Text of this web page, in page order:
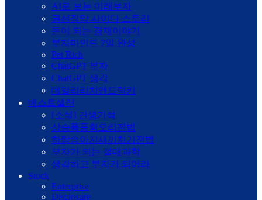
AI로 보는 미래부자
권선징악 사이다 스토리
돈이 되는 경제이야기
부자마인드 7일 완성
Pet Rich
ChatGPT 부자
ChatGPT 생각
데일리리치앤드럭키
베스트셀러
[소설] 견생기적
상승폭풍회오리전법
하락송아지새끼치기전법
부자가 되는 절대과학
생각하고 부자가 되어라
Stock
Enterprise
Disclosure